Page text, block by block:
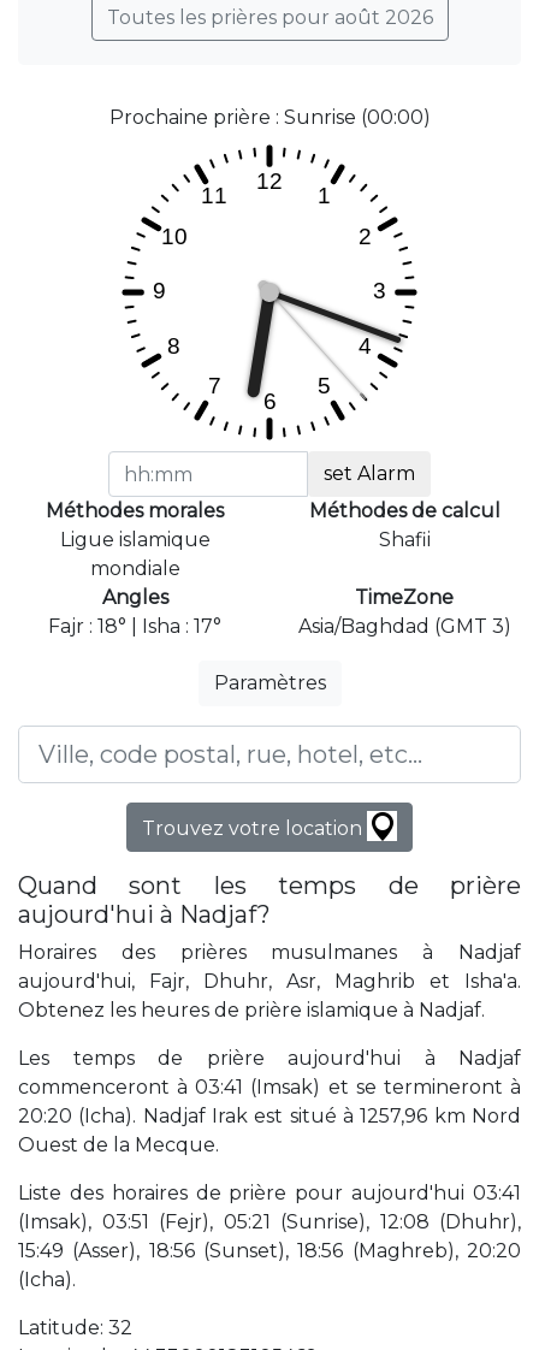
Toutes les prières pour août 2026
Prochaine prière : Sunrise (00:00)
set Alarm
Méthodes morales
Ligue islamique
mondiale
Méthodes de calcul
Shafii
Angles
Fajr : 18° | Isha : 17°
TimeZone
Asia/Baghdad (GMT 3)
Paramètres
Trouvez votre location
Quand sont les temps de prière
aujourd'hui à Nadjaf?
Horaires des prières musulmanes à Nadjaf
aujourd'hui, Fajr, Dhuhr, Asr, Maghrib et Isha'a.
Obtenez les heures de prière islamique à Nadjaf.
Les temps de prière aujourd'hui à Nadjaf
commenceront à 03:41 (Imsak) et se termineront à
20:20 (Icha). Nadjaf Irak est situé à 1257,96 km Nord
Ouest de la Mecque.
Liste des horaires de prière pour aujourd'hui 03:41
(Imsak), 03:51 (Fejr), 05:21 (Sunrise), 12:08 (Dhuhr),
15:49 (Asser), 18:56 (Sunset), 18:56 (Maghreb), 20:20
(Icha).
Latitude: 32